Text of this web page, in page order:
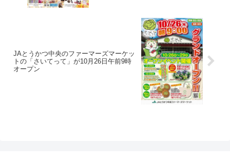
JAとうかつ中央のファーマーズマーケッ
トの「さいてって」が10月26日午前9時
オープン